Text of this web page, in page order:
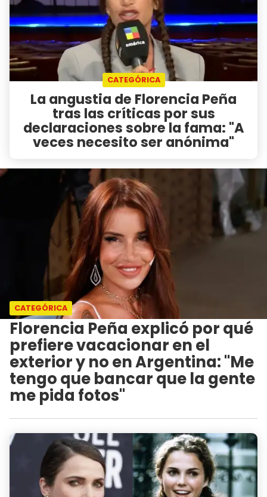
CATEGÓRICA
La angustia de Florencia Peña
tras las críticas por sus
declaraciones sobre la fama: "A
veces necesito ser anónima"
CATEGÓRICA
Florencia Peña explicó por qué
prefiere vacacionar en el
exterior y no en Argentina: "Me
tengo que bancar que la gente
me pida fotos"